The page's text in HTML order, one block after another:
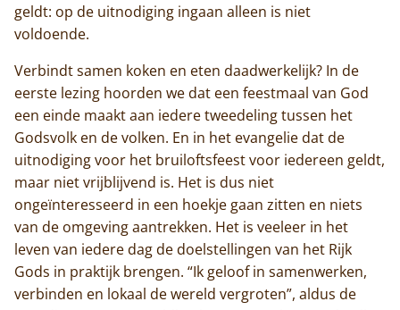
geldt: op de uitnodiging ingaan alleen is niet
voldoende.
Verbindt samen koken en eten daadwerkelijk? In de
eerste lezing hoorden we dat een feestmaal van God
een einde maakt aan iedere tweedeling tussen het
Godsvolk en de volken. En in het evangelie dat de
uitnodiging voor het bruiloftsfeest voor iedereen geldt,
maar niet vrijblijvend is. Het is dus niet
ongeïnteresseerd in een hoekje gaan zitten en niets
van de omgeving aantrekken. Het is veeleer in het
leven van iedere dag de doelstellingen van het Rijk
Gods in praktijk brengen. “Ik geloof in samenwerken,
verbinden en lokaal de wereld vergroten”, aldus de